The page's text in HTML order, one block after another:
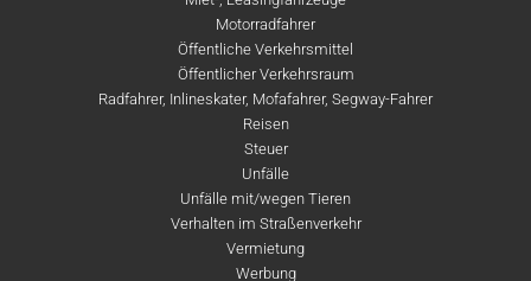
Motorradfahrer
Öffentliche Verkehrsmittel
Öffentlicher Verkehrsraum
Radfahrer, Inlineskater, Mofafahrer, Segway-Fahrer
Reisen
Steuer
Unfälle
Unfälle mit/wegen Tieren
Verhalten im Straßenverkehr
Vermietung
Werbung